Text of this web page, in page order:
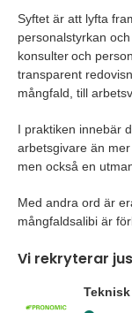
Syftet är att lyfta
personalstyrkan
konsulter och
transparent
mångfald, till
I praktiken innebär
arbetsgivare än
men också en
Med andra ord är
mångfaldsalibi är
Vi rekryterar